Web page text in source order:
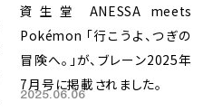
資生堂 ANESSA meets
Pokémon 「行こうよ、つぎの
冒険へ。」が、ブレーン2025年
7月号に掲載されました。
2025.06.06